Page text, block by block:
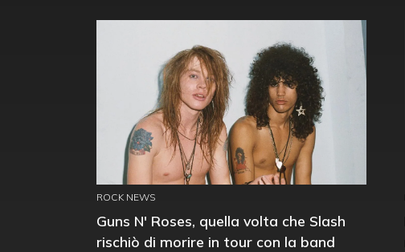
ROCK NEWS
Guns N' Roses, quella volta che Slash
rischiò di morire in tour con la band